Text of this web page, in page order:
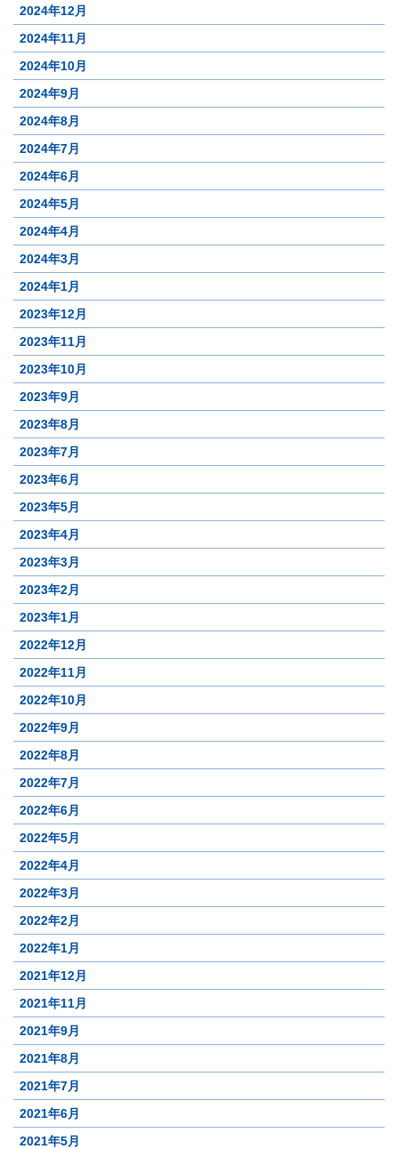
2024年12月
2024年11月
2024年10月
2024年9月
2024年8月
2024年7月
2024年6月
2024年5月
2024年4月
2024年3月
2024年1月
2023年12月
2023年11月
2023年10月
2023年9月
2023年8月
2023年7月
2023年6月
2023年5月
2023年4月
2023年3月
2023年2月
2023年1月
2022年12月
2022年11月
2022年10月
2022年9月
2022年8月
2022年7月
2022年6月
2022年5月
2022年4月
2022年3月
2022年2月
2022年1月
2021年12月
2021年11月
2021年9月
2021年8月
2021年7月
2021年6月
2021年5月